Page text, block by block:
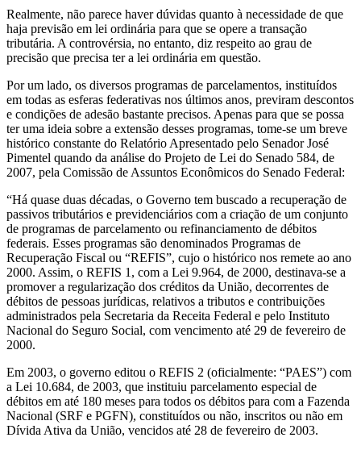
Realmente, não parece haver dúvidas quanto à necessidade de que
haja previsão em lei ordinária para que se opere a transação
tributária. A controvérsia, no entanto, diz respeito ao grau de
precisão que precisa ter a lei ordinária em questão.
Por um lado, os diversos programas de parcelamentos, instituídos
em todas as esferas federativas nos últimos anos, previram descontos
e condições de adesão bastante precisos. Apenas para que se possa
ter uma ideia sobre a extensão desses programas, tome-se um breve
histórico constante do Relatório Apresentado pelo Senador José
Pimentel quando da análise do Projeto de Lei do Senado 584, de
2007, pela Comissão de Assuntos Econômicos do Senado Federal:
“Há quase duas décadas, o Governo tem buscado a recuperação de
passivos tributários e previdenciários com a criação de um conjunto
de programas de parcelamento ou refinanciamento de débitos
federais. Esses programas são denominados Programas de
Recuperação Fiscal ou “REFIS”, cujo o histórico nos remete ao ano
2000. Assim, o REFIS 1, com a Lei 9.964, de 2000, destinava-se a
promover a regularização dos créditos da União, decorrentes de
débitos de pessoas jurídicas, relativos a tributos e contribuições
administrados pela Secretaria da Receita Federal e pelo Instituto
Nacional do Seguro Social, com vencimento até 29 de fevereiro de
2000.
Em 2003, o governo editou o REFIS 2 (oficialmente: “PAES”) com
a Lei 10.684, de 2003, que instituiu parcelamento especial de
débitos em até 180 meses para todos os débitos para com a Fazenda
Nacional (SRF e PGFN), constituídos ou não, inscritos ou não em
Dívida Ativa da União, vencidos até 28 de fevereiro de 2003.